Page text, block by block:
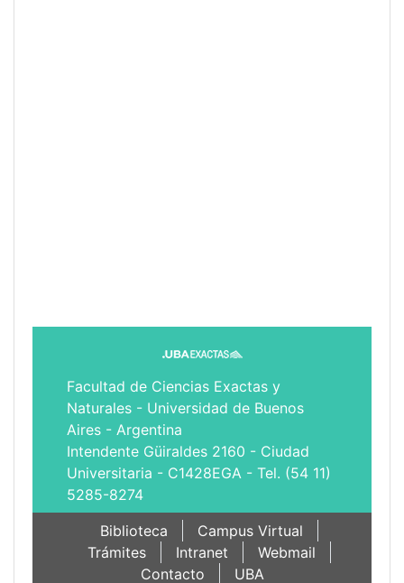
Facultad de Ciencias Exactas y
Naturales - Universidad de Buenos
Aires - Argentina
Intendente Güiraldes 2160 - Ciudad
Universitaria - C1428EGA - Tel. (54 11)
5285-8274
Biblioteca
Campus Virtual
Trámites
Intranet
Webmail
Contacto
UBA